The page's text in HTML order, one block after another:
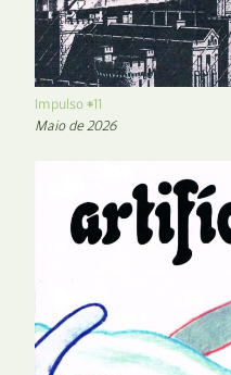
Impulso #11
Maio de 2026